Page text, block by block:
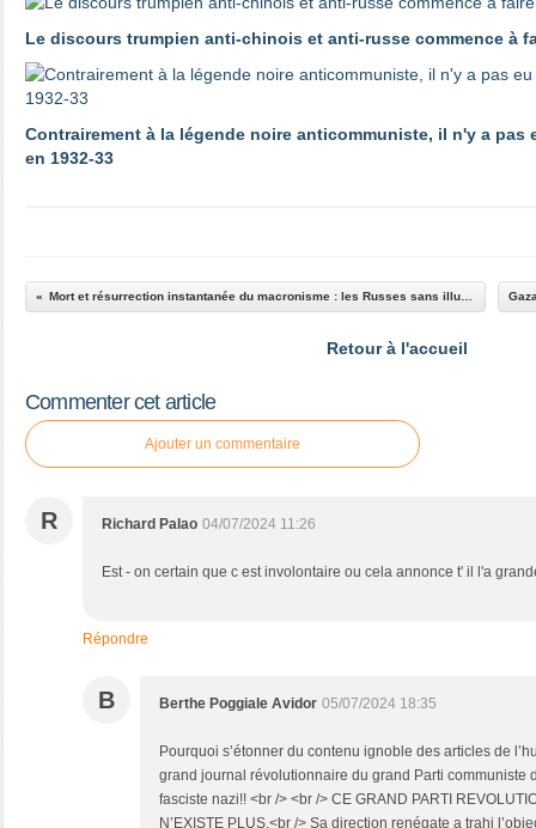
Le discours trumpien anti-chinois et anti-russe commence à
Contrairement à la légende noire anticommuniste, il n'y a pas
en 1932-33
Retour à l'accueil
Commenter cet article
Ajouter un commentaire
R Richard Palao 04/07/2024 11:26
Est - on certain que c est involontaire ou cela annonce t' il l'a
Répondre
B Berthe Poggiale Avidor 05/07/2024 18:35
Pourquoi s’étonner du contenu ignoble des articles de
grand journal révolutionnaire du grand Parti communiste
fasciste nazi!! <br /> <br /> CE GRAND PARTI
N’EXISTE PLUS.<br /> Sa direction renégate a trahi